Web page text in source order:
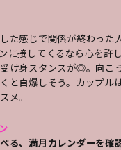
た感じで関係が終わった
に接してくるなら心を許
け身スタンスが◎。向こ
と自爆しそう。カップル
メ。
る、満月カレンダーを確